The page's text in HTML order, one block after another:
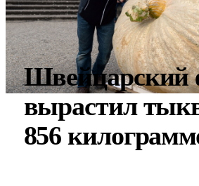
Швейцарский
вырастил
856